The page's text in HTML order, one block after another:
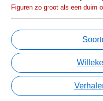
Figuren zo groot als een duim